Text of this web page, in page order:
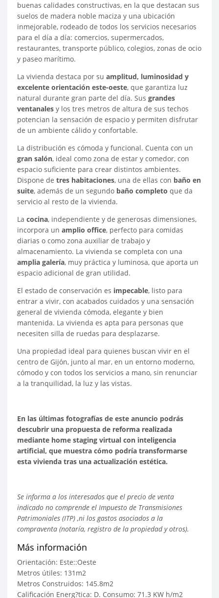
buenas calidades constructivas, en la que destacan sus
suelos de madera noble maciza y una ubicación
inmejorable, rodeado de todos los servicios necesarios
para el día a día: comercios, supermercados,
restaurantes, transporte público, colegios, zonas de ocio
y paseo marítimo.
La vivienda destaca por su amplitud, luminosidad y
excelente orientación este-oeste, que garantiza luz
natural durante gran parte del día. Sus grandes
ventanales y los tres metros de altura de sus techos
potencian la sensación de espacio y permiten disfrutar
de un ambiente cálido y confortable.
La distribución es cómoda y funcional. Cuenta con un
gran salón, ideal como zona de estar y comedor, con
espacio suficiente para crear distintos ambientes.
Dispone de tres habitaciones, una de ellas con baño en
suite, además de un segundo baño completo que da
servicio al resto de la vivienda.
La cocina, independiente y de generosas dimensiones,
incorpora un amplio office, perfecto para comidas
diarias o como zona auxiliar de trabajo y
almacenamiento. La vivienda se completa con una
amplia galería, muy práctica y luminosa, que aporta un
espacio adicional de gran utilidad.
El estado de conservación es impecable, listo para
entrar a vivir, con acabados cuidados y una sensación
general de vivienda cómoda, elegante y bien
mantenida. La vivienda es apta para personas que
necesiten silla de ruedas para desplazarse.
Una propiedad ideal para quienes buscan vivir en el
centro de Gijón, junto al mar, en un entorno moderno,
cómodo y con todos los servicios a mano, sin renunciar
a la tranquilidad, la luz y las vistas.
En las últimas fotografías de este anuncio podrás
descubrir una propuesta de reforma realizada
mediante home staging virtual con inteligencia
artificial, que muestra cómo podría transformarse
esta vivienda tras una actualización estética.
Se informa a los interesados que el precio de venta
indicado no comprende el Impuesto de Transmisiones
Patrimoniales (ITP) ,ni los gastos asociados a la
compraventa (notaría, registro de la propiedad y otros).
Más información
Orientación: Este::Oeste
Metros útiles: 131m2
Metros Construidos: 145.8m2
Calificación Energ?tica: D. Consumo: 71.3 KW h/m2